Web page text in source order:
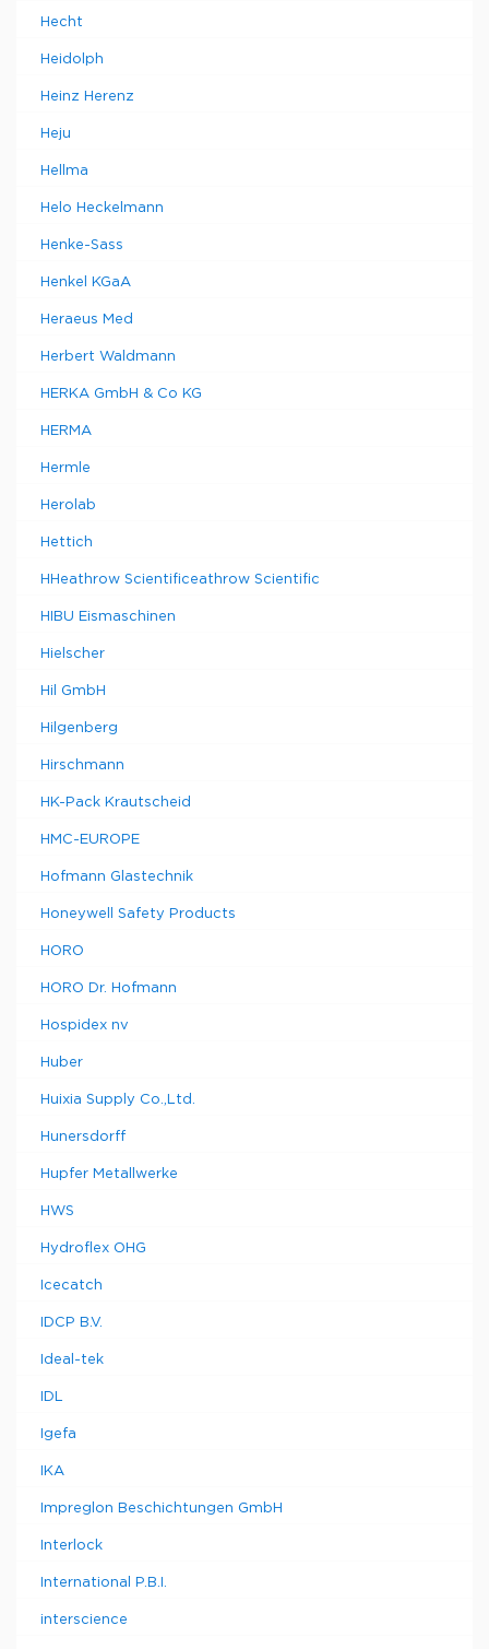
Hecht
Heidolph
Heinz Herenz
Heju
Hellma
Helo Heckelmann
Henke-Sass
Henkel KGaA
Heraeus Med
Herbert Waldmann
HERKA GmbH & Co KG
HERMA
Hermle
Herolab
Hettich
HHeathrow Scientificeathrow Scientific
HIBU Eismaschinen
Hielscher
Hil GmbH
Hilgenberg
Hirschmann
HK-Pack Krautscheid
HMC-EUROPE
Hofmann Glastechnik
Honeywell Safety Products
HORO
HORO Dr. Hofmann
Hospidex nv
Huber
Huixia Supply Co.,Ltd.
Hunersdorff
Hupfer Metallwerke
HWS
Hydroflex OHG
Icecatch
IDCP B.V.
Ideal-tek
IDL
Igefa
IKA
Impreglon Beschichtungen GmbH
Interlock
International P.B.I.
interscience